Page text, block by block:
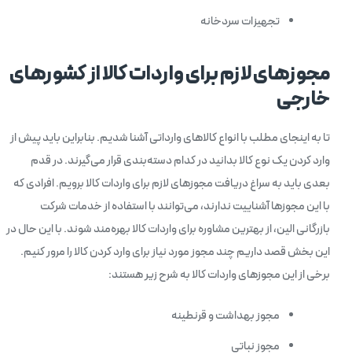
تجهیزات سردخانه
مجوزهای لازم برای واردات کالا از کشورهای
خارجی
تا به اینجای مطلب با انواع کالاهای وارداتی آشنا شدیم. بنابراین باید پیش از
وارد کردن یک نوع کالا بدانید در کدام دسته‌بندی قرار می‌گیرند. در قدم
بعدی باید به سراغ دریافت مجوزهای لازم برای واردات کالا برویم. افرادی که
با این مجوزها آشناییت ندارند، می‌توانند با استفاده از خدمات شرکت
بازرگانی الین، از بهترین مشاوره برای واردات کالا بهره‌مند شوند. با این حال در
این بخش قصد داریم چند مجوز مورد نیاز برای وارد کردن کالا را مرور کنیم.
برخی از این مجوزهای واردات کالا به شرح زیر هستند:
مجوز بهداشت و قرنطینه
مجوز نباتی